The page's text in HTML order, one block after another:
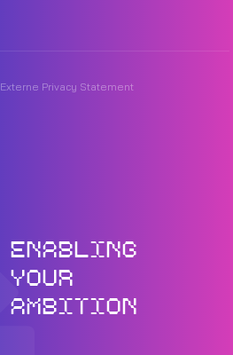
Externe Privacy Statement
ENABLING
YOUR
AMBITION